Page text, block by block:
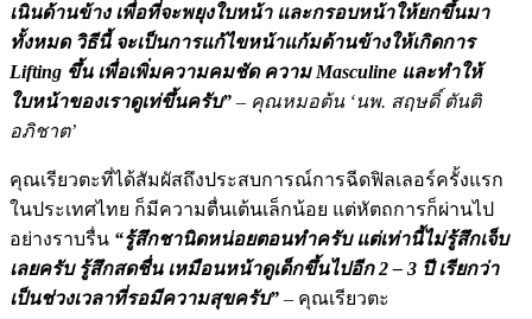
เนินด้านข้าง เพื่อที่จะพยุงใบหน้า และกรอบหน้าให้ยกขึ้นมา
ทั้งหมด วิธีนี้ จะเป็นการแก้ไขหน้าแก้มด้านข้างให้เกิดการ
Lifting ขึ้น เพื่อเพิ่มความคมชัด ความ Masculine และทำให้
ใบหน้าของเราดูเท่ขึ้นครับ” – คุณหมอต้น ‘นพ. สฤษดิ์ ตันติ
อภิชาต’
คุณเรียวตะที่ได้สัมผัสถึงประสบการณ์การฉีดฟิลเลอร์ครั้งแรก
ในประเทศไทย ก็มีความตื่นเต้นเล็กน้อย แต่หัตถการก็ผ่านไป
อย่างราบรื่น “รู้สึกชานิดหน่อยตอนทำครับ แต่เท่านี้ไม่รู้สึกเจ็บ
เลยครับ รู้สึกสดชื่น เหมือนหน้าดูเด็กขึ้นไปอีก 2 – 3 ปี เรียกว่า
เป็นช่วงเวลาที่รอมีความสุขครับ” – คุณเรียวตะ